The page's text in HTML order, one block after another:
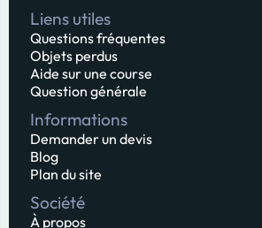
Liens utiles
Questions fréquentes
Objets perdus
Aide sur une course
Question générale
Informations
Demander un devis
Blog
Plan du site
Société
À propos